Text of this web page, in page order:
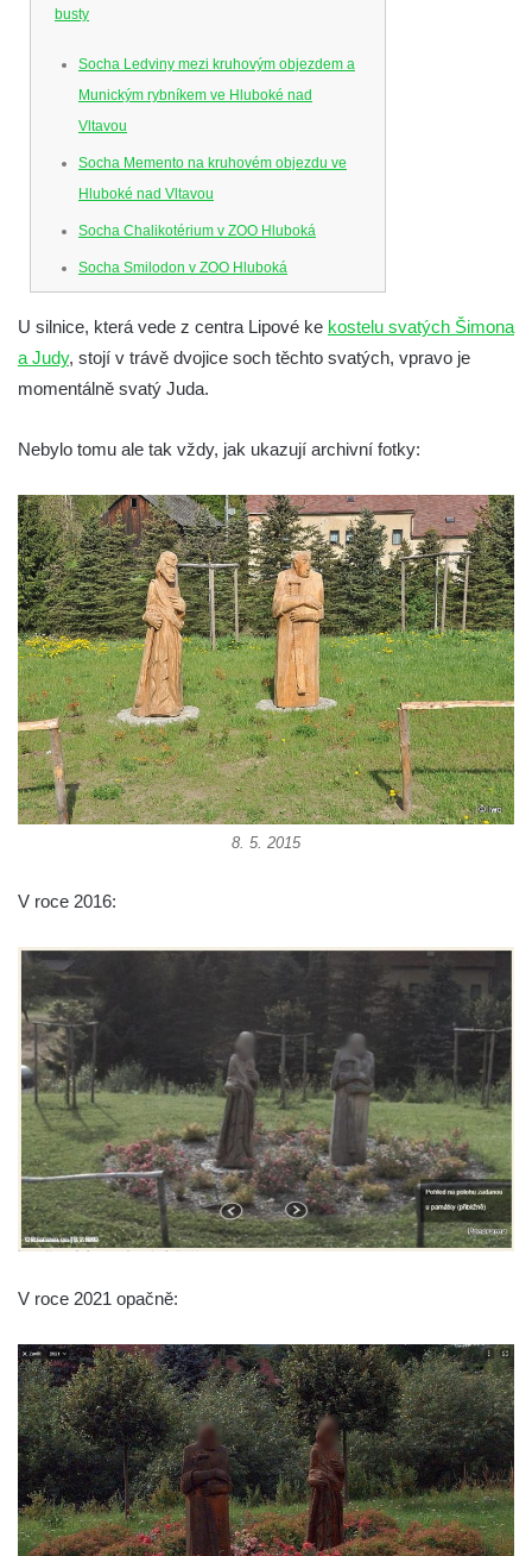
busty
Socha Ledviny mezi kruhovým objezdem a
Munickým rybníkem ve Hluboké nad
Vltavou
Socha Memento na kruhovém objezdu ve
Hluboké nad Vltavou
Socha Chalikotérium v ZOO Hluboká
Socha Smilodon v ZOO Hluboká
Socha Koroun bezzubý v ZOO Hluboká
Socha Mamutí lebka v ZOO Hluboká
Socha Orel v ZOO Hluboká
Socha Vydry si hrají v ZOO Hluboká
Socha Přátelství v ZOO Hluboká
Socha Matka příroda v ZOO Hluboká
Socha Lišky v ZOO Hluboká
Socha Kudlanka v ZOO Hluboká
Socha Vlčice s mládětem v ZOO Hluboká
Socha Rys číhající na srnu v ZOO Hluboká
Socha Orlice v ZOO Hluboká
Socha Želva v ZOO Hluboká
Socha Housenka v ZOO Hluboká
Socha Nosorožík v ZOO Hluboká
Socha Rosomák v ZOO Hluboká
Socha Beruška v ZOO Hluboká
Socha Vážka v ZOO Hluboká
Socha Volavka v ZOO Hluboká
Flamingo trůn v ZOO Hluboká
Lysá nad Labem, barokní město Šporkovo
Socha Roháč v ZOO Hluboká
Socha Mystik v ZOO Hluboká
Reliéf Rodina a práce na budově záložny
čp. 69/1 v Českých Budějovicích
Socha Jana Valeria Jirsíka u Černé věže v
Českých Budějovicích
U silnice, která vede z centra Lipové ke kostelu svatých Šimona
a Judy, stojí v trávě dvojice soch těchto svatých, vpravo je
momentálně svatý Juda.
Nebylo tomu ale tak vždy, jak ukazují archivní fotky:
8. 5. 2015
V roce 2016:
V roce 2021 opačně: